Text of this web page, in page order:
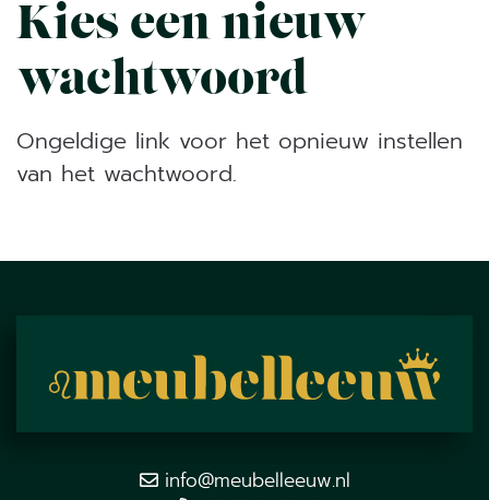
Kies een nieuw
wachtwoord
Ongeldige link voor het opnieuw instellen
van het wachtwoord.
info@meubelleeuw.nl